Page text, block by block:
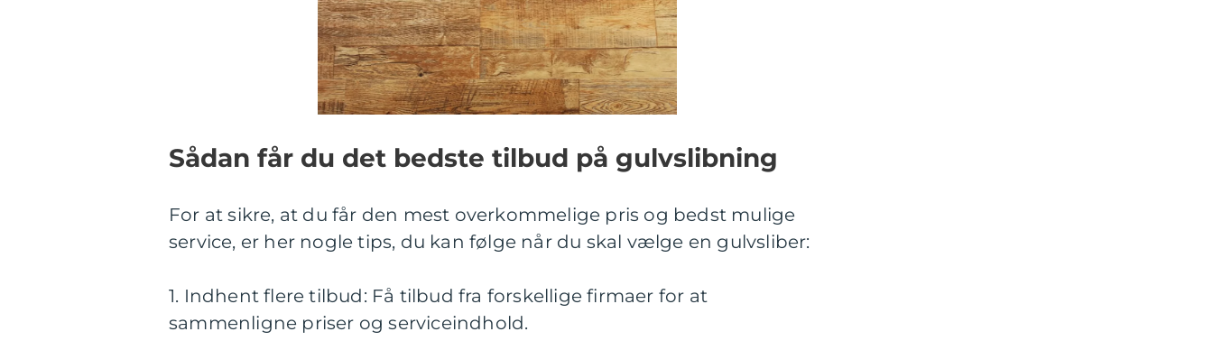
Sådan får du det bedste tilbud på gulvslibning
For at sikre, at du får den mest overkommelige pris og bedst mulige
service, er her nogle tips, du kan følge når du skal vælge en gulvsliber:
1. Indhent flere tilbud: Få tilbud fra forskellige firmaer for at
sammenligne priser og serviceindhold.